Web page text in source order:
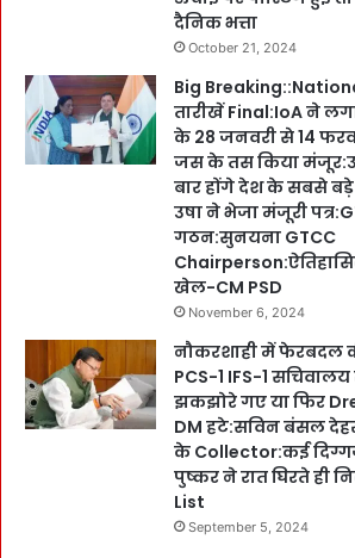
दैनिक भत्ता
October 21, 2024
Big
तारीखें Final:IoA ने
के 28 जनवरी से 14
जस के तस किया
बार होंगे देश के सबसे
उषा ने भेजा मंजूरी
गठन:सुनयना GTCC
खेल-CM PSD
November 6, 2024
नौकरशाही में फेरबदल
PCS-1 IFS-1
झकझोरे गए या फिर
DM हटे:सविन बंसल
के Collector:कई
पुष्कर ने रात घिरते ही
List
September 5, 2024